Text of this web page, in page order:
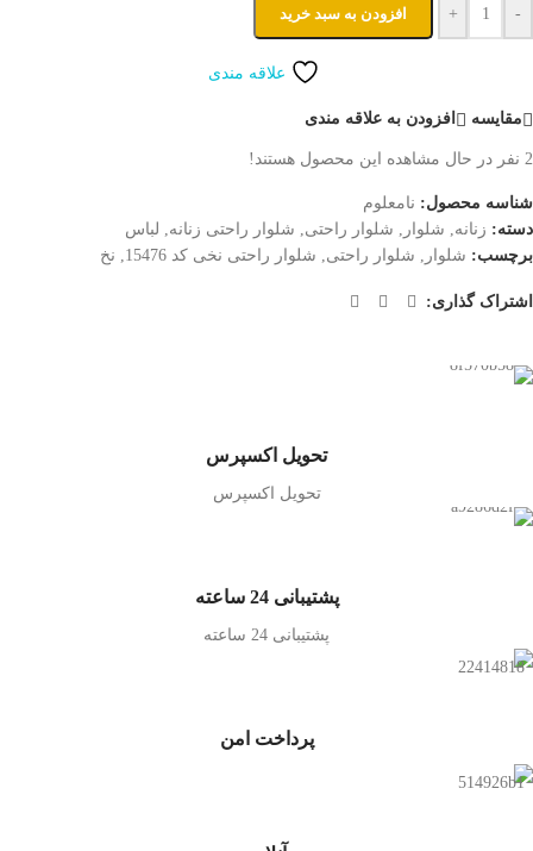
-
+ افزودن به سبد خرید
علاقه مندی
مقایسه افزودن به علاقه مندی
2 نفر در حال مشاهده این محصول هستند!
شناسه محصول: نامعلوم
دسته: زنانه شلوار شلوار راحتی شلوار راحتی زنانه
لباس
برچسب: شلوار شلوار راحتی شلوار راحتی نخی کد 15476 نخ
اشتراک گذاری:
تحویل اکسپرس
تحویل اکسپرس
پشتیبانی 24 ساعته
پشتیبانی 24 ساعته
پرداخت امن